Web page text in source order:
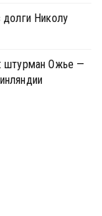
долги Николу
штурман Ожье —